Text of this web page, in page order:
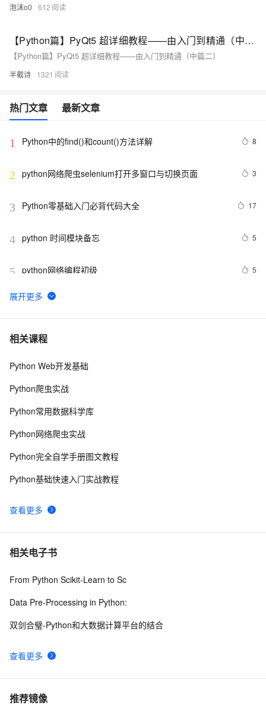
泡沫o0 612
【Python篇】PyQt5 超详细教程——由入门到精通（中篇二）
【Python篇】PyQt5 超详细教程——由入门到精通（中篇二）
半截诗 1321
热门文章 最新文章
1 Python中的find()和count()方法详解 8
2 python网络爬虫selenium打开多窗口与切换页面 3
3 Python零基础入门必背代码大全 17
4 python 时间模块备忘 5
5 python网络编程初级 5
6 Python功能强大、灵活可扩展的Statsmodels库
7 python day Twelve
8 python join 和 split的常用使用方法
10python中使用and和or来实现其它语言中的?号表达式
相关课程
查看更多
Python Web开发基础
Python爬虫实战
Python常用数据科学库
Python网络爬虫实战
Python完全自学手册图文教程
Python基础快速入门实战教程
相关电子书
查看更多
From Python Scikit-Learn to Sc
Data Pre-Processing in Python:
双剑合璧-Python和大数据计算平台的结合
推荐镜像